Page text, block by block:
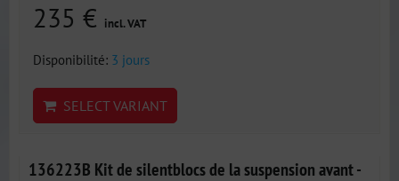
235 € incl. VAT
Disponibilité: 3 jours
SELECT VARIANT
136223B Kit de silentblocs de la suspension avant -